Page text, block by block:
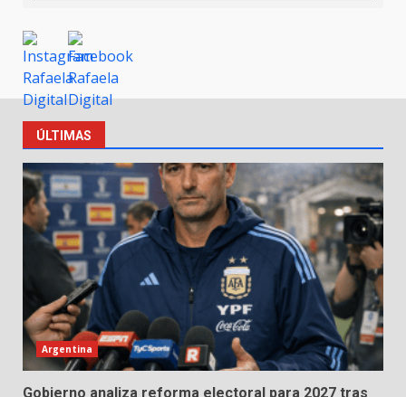
ÚLTIMAS
Argentina
Gobierno analiza reforma electoral para 2027 tras